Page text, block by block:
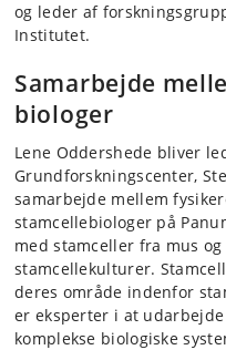
og leder af
Institutet.
Samarbejde
biologer
Lene Oddershede bliver
Grundforskningscenter,
samarbejde mellem
stamcellebiologer på
med stamceller fra mus
stamcellekulturer.
deres område indenfor
er eksperter i at
komplekse biologiske